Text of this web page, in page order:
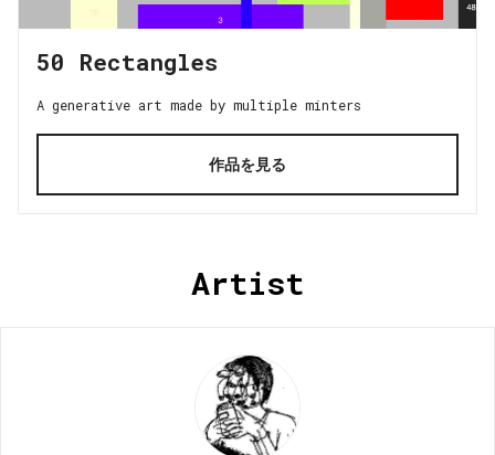
50 Rectangles
A generative art made by multiple minters
作品を見る
Artist